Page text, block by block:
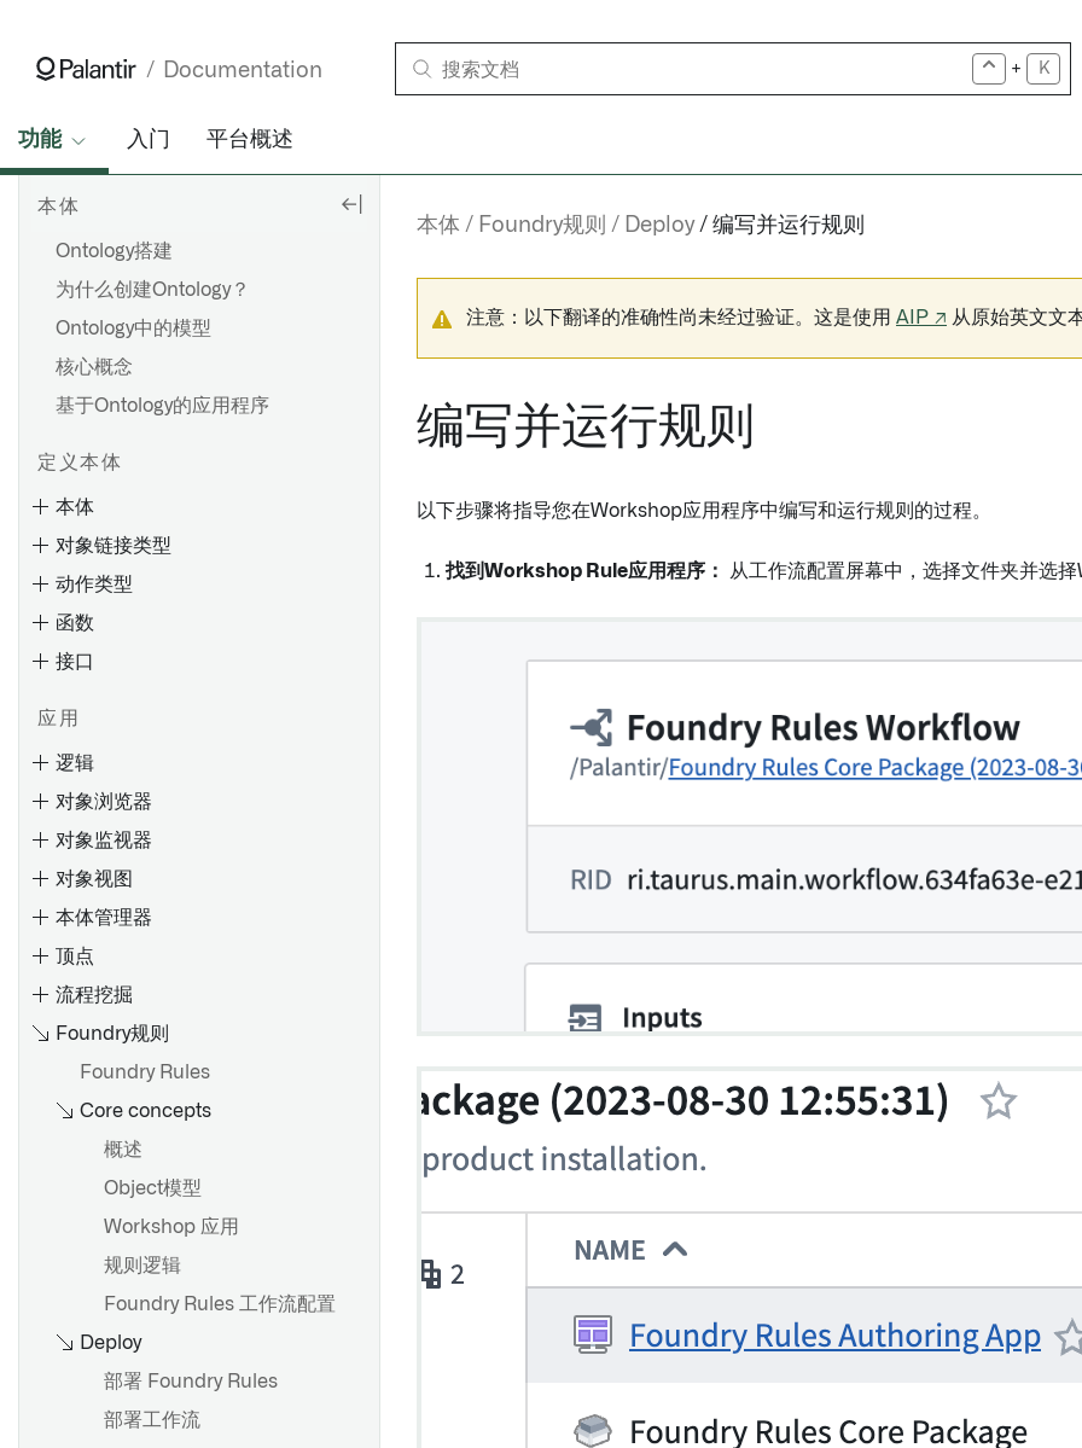
Documentation + K
功能 入门 平台概述
本体
Ontology搭建
为什么创建Ontology？
Ontology中的模型
核心概念
基于Ontology的应用程序
定义本体
本体
计算使用：Ontology 索引
使用Ontology查询计算使用情
况
对象链接类型
成
元数据参考
概览
支持的值格式化
添加条件格式化
元数据参考
仅编辑属性
必填属性
概述
创建共享属性
编辑共享属性
在对象类型上使用共享属性
元数据参考
动作类型
概述
设置参数默认值
筛选参数下拉菜单的结果
对象下拉菜单安全注意事项
概述
设置通知
Webhooks
设置 Webhook
函数
输入和输出类型
装饰器
处理未定义值
调试函数
起始步骤
类型参考
对象上的函数
从Python函数进行API调用
Ontology 更改
在Pipeline Builder中使用
Python函数
在Workshop中使用Python函
数
高级用法
接口
应用
逻辑
评估
入门
创建评估套件
评估指标仪表盘
对象浏览器
搜索语法
筛选结果
使用图表进行探索
查看结果
通过旋转探索关联对象
比较对象集
保存探索
保存列表
应用操作
对象监视器
监控
输入
条件
评估
活动
通知
操作
对象视图
概述
配置标签页
配置 Workshop 标签页
配置微件（旧版）
配置应用程序侧边栏
配置配置文件
管理Object视图版本
属性和链接
可视化
筛选
本体管理器
保存对Ontology的更改
审查和恢复更改
顶点
探索现有图表
探索Object关系
Object和边显示选项
保存、共享和协作
创建图模板
从其他应用生成图表
使用函数生成图表
使用函数派生属性
在Workshop模块中嵌入图形
流程挖掘
Foundry规则
Foundry Rules
Core concepts
概述
Object模型
Workshop 应用
规则逻辑
Foundry Rules 工作流配置
Deploy
部署 Foundry Rules
部署工作流
本体 Foundry规则 Deploy 编写并运行规则
注意：以下翻译的准确性尚未经过验证。这是使用 AIP ↗ 从原始英文文
编写并运行规则
以下步骤将指导您在Workshop应用程序中编写和运行规则的过程。
找到Workshop Rule应用程序： 从工作流配置屏幕中，选择文件夹并选